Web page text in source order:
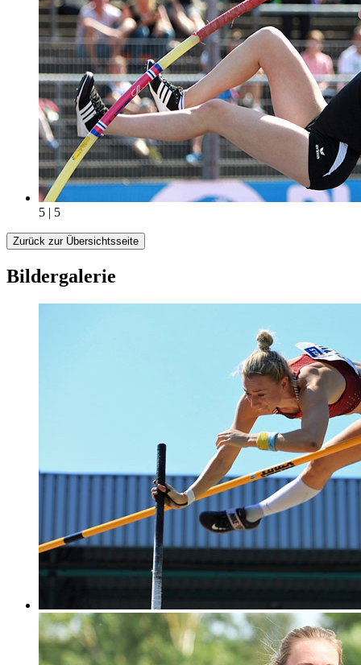
5 | 5
Zurück zur Übersichtsseite
Bildergalerie